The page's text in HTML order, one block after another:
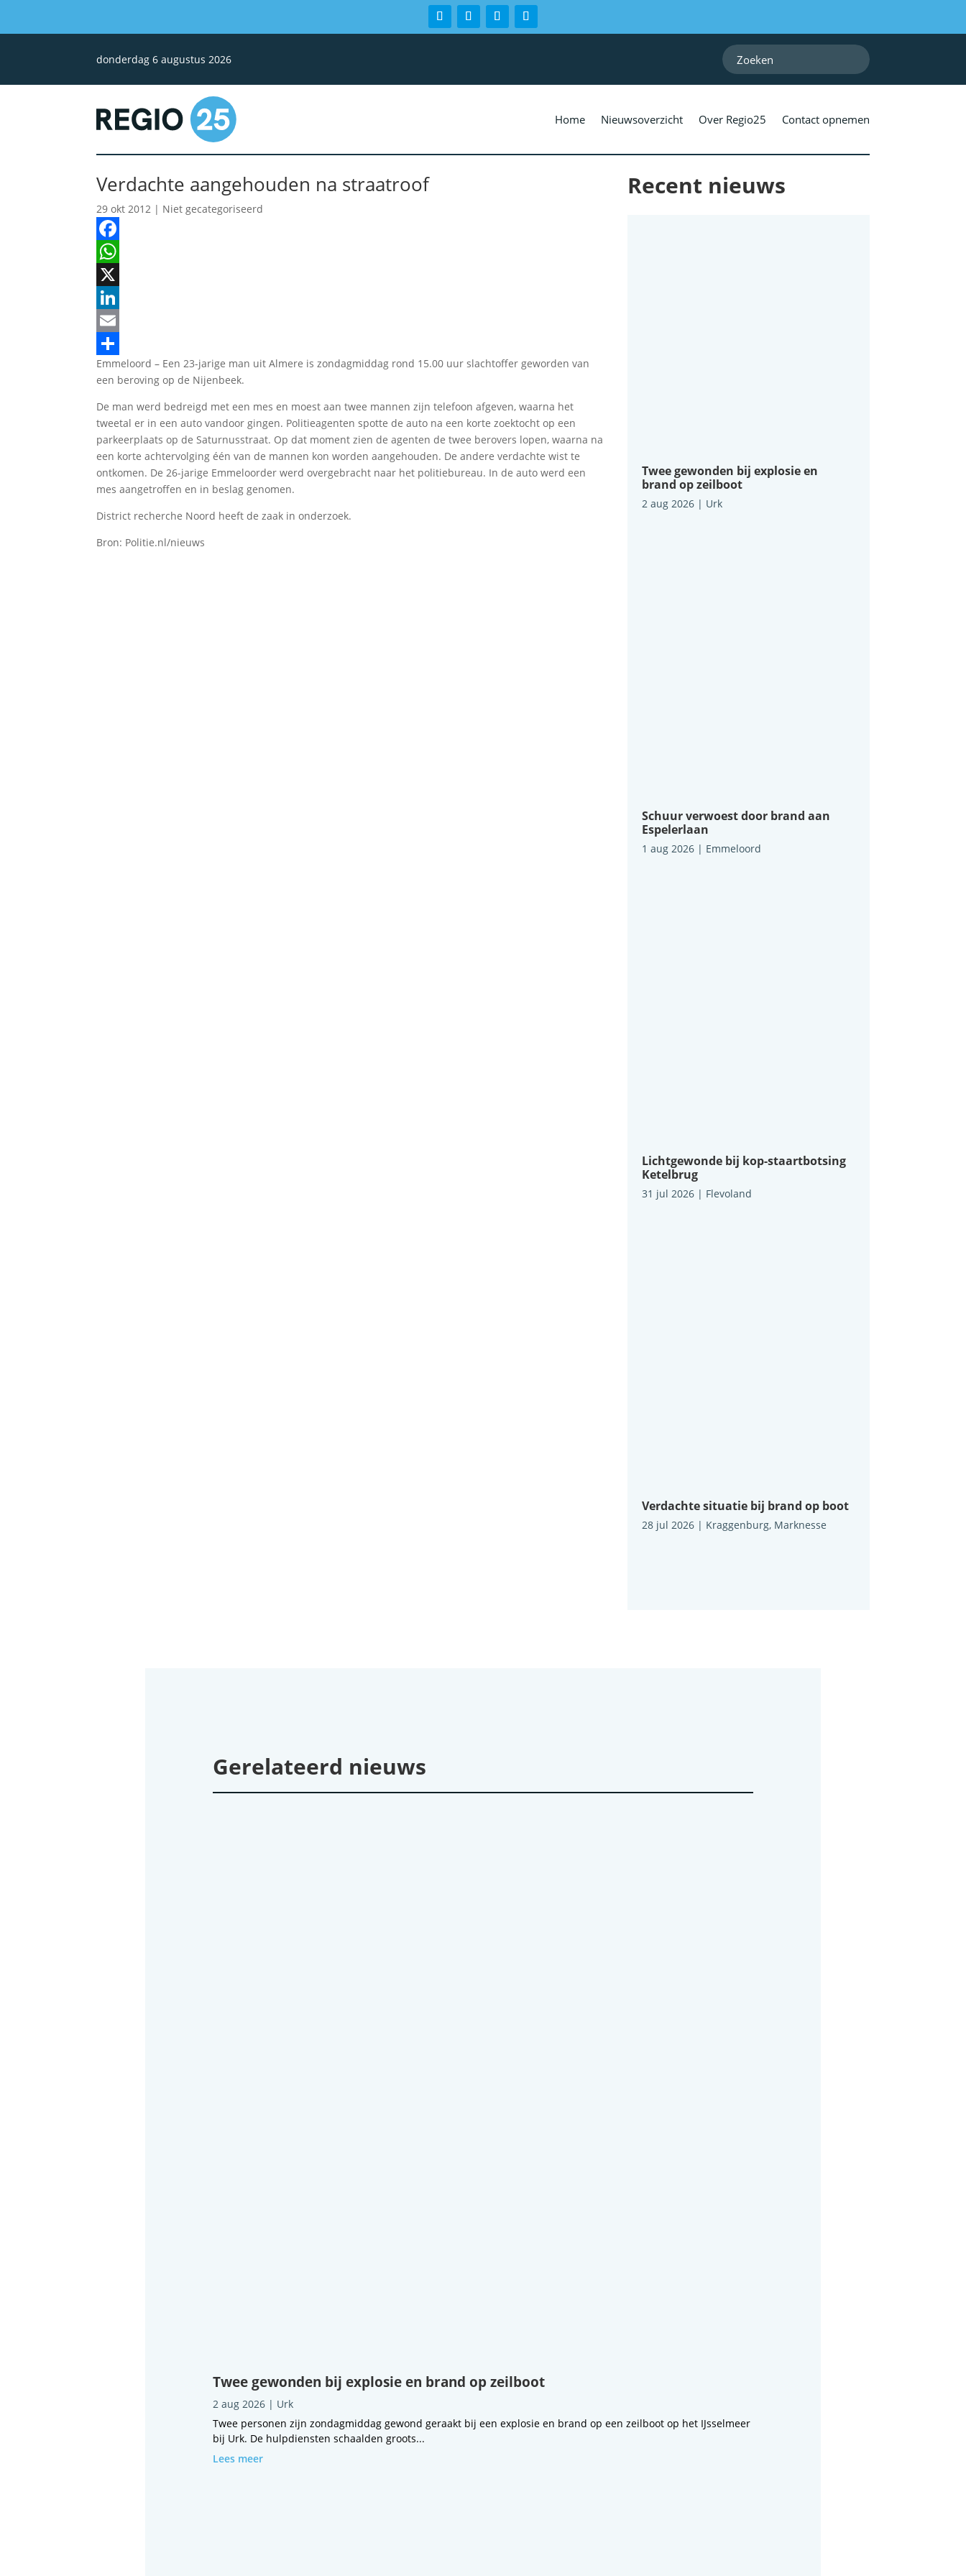
donderdag 6 augustus 2026
Home Nieuwsoverzicht Over Regio25 Contact opnemen
Verdachte aangehouden na straatroof
29 okt 2012 | Niet gecategoriseerd
Facebook
WhatsApp
X
LinkedIn
Email
Delen
Emmeloord – Een 23-jarige man uit Almere is zondagmiddag rond 15.00 uur slachtoffer geworden van
een beroving op de Nijenbeek.
De man werd bedreigd met een mes en moest aan twee mannen zijn telefoon afgeven, waarna het
tweetal er in een auto vandoor gingen. Politieagenten spotte de auto na een korte zoektocht op een
parkeerplaats op de Saturnusstraat. Op dat moment zien de agenten de twee berovers lopen, waarna na
een korte achtervolging één van de mannen kon worden aangehouden. De andere verdachte wist te
ontkomen. De 26-jarige Emmeloorder werd overgebracht naar het politiebureau. In de auto werd een
mes aangetroffen en in beslag genomen.
District recherche Noord heeft de zaak in onderzoek.
Bron: Politie.nl/nieuws
Recent nieuws
Twee gewonden bij explosie en
brand op zeilboot
2 aug 2026| Urk
Schuur verwoest door brand aan
Espelerlaan
1 aug 2026| Emmeloord
Lichtgewonde bij kop-staartbotsing
Ketelbrug
31 jul 2026| Flevoland
Verdachte situatie bij brand op boot
28 jul 2026| Kraggenburg, Marknesse
Gerelateerd nieuws
Twee gewonden bij explosie en brand op zeilboot
2 aug 2026| Urk
Twee personen zijn zondagmiddag gewond geraakt bij een explosie en brand op een zeilboot op het IJsselmeer
bij Urk. De hulpdiensten schaalden groots...
Lees meer